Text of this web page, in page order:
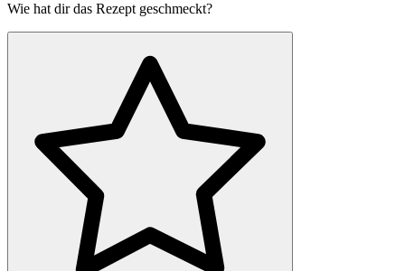
Wie hat dir das Rezept geschmeckt?